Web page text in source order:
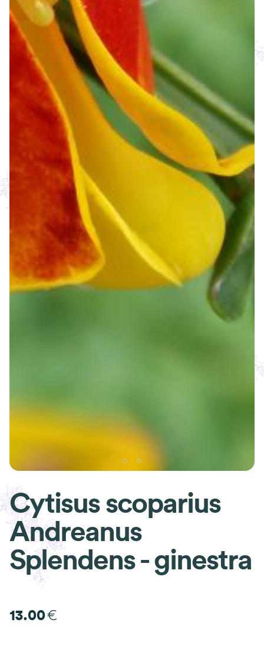
Cytisus scoparius
Andreanus
Splendens - ginestra
13.00€